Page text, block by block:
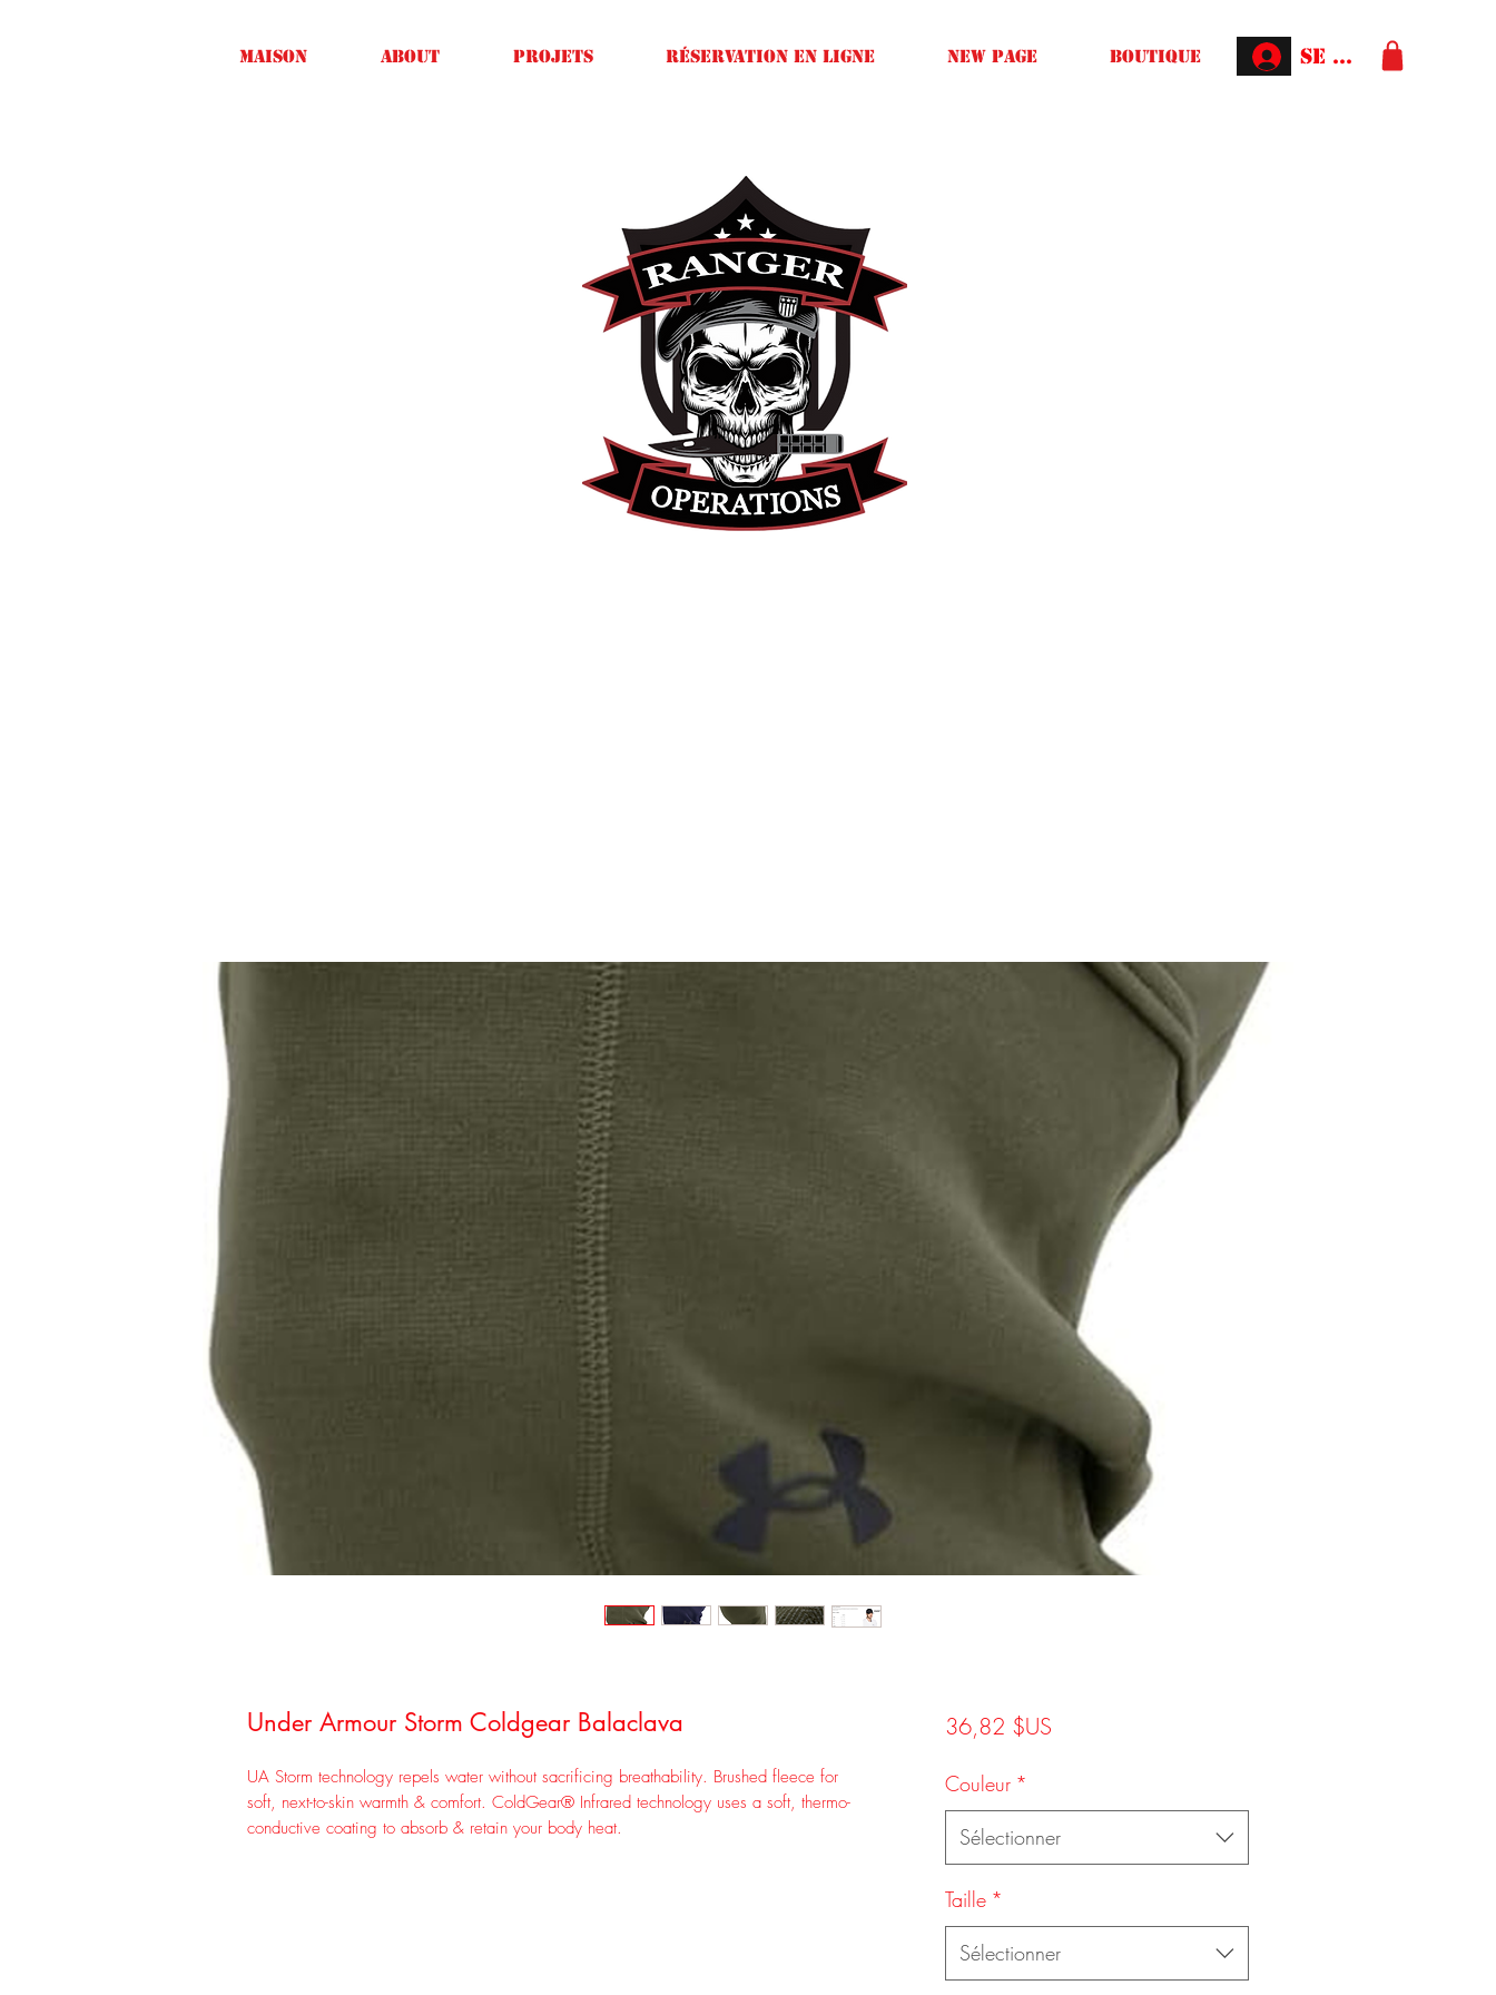
Maison About Projets Réservation en ligne New Page Boutique Se connecter
Under Armour Storm Coldgear Balaclava
UA Storm technology repels water without sacrificing breathability. Brushed fleece for
soft, next-to-skin warmth & comfort. ColdGear® Infrared technology uses a soft, thermo-
conductive coating to absorb & retain your body heat.
36,82 $USPrix
Couleur *
Sélectionner
Taille *
Sélectionner